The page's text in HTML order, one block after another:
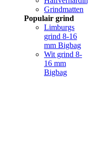
Grindmatten
Populair grind
Limburgs
grind 8-16
mm Bigbag
Wit grind 8-
16 mm
Bigbag